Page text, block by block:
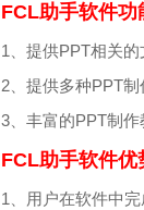
FCL助手软件功
1、提供PPT相关
2、提供多种PPT
3、丰富的PPT制作
FCL助手软件优
1、用户在软件中